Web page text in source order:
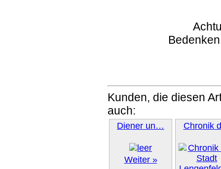
Kunden, die diesen
auch:
Diener un…
Weiter »
Chronik